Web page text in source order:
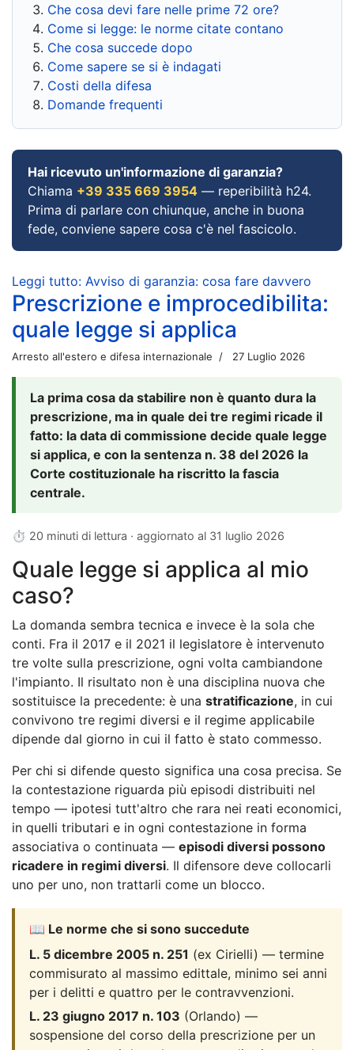
Che cosa devi fare nelle prime 72 ore?
Come si legge: le norme citate contano
Che cosa succede dopo
Come sapere se si è indagati
Costi della difesa
Domande frequenti
Hai ricevuto un'informazione di garanzia?
Chiama +39 335 669 3954 — reperibilità h24.
Prima di parlare con chiunque, anche in buona
fede, conviene sapere cosa c'è nel fascicolo.
Leggi tutto: Avviso di garanzia: cosa fare davvero
Prescrizione e improcedibilita:
quale legge si applica
Arresto all'estero e difesa internazionale 27 Luglio 2026
La prima cosa da stabilire non è quanto dura la
prescrizione, ma in quale dei tre regimi ricade il
fatto: la data di commissione decide quale legge
si applica, e con la sentenza n. 38 del 2026 la
Corte costituzionale ha riscritto la fascia
centrale.
⏱ 20 minuti di lettura · aggiornato al 31 luglio 2026
Quale legge si applica al mio
caso?
La domanda sembra tecnica e invece è la sola che
conti. Fra il 2017 e il 2021 il legislatore è intervenuto
tre volte sulla prescrizione, ogni volta cambiandone
l'impianto. Il risultato non è una disciplina nuova che
sostituisce la precedente: è una stratificazione, in cui
convivono tre regimi diversi e il regime applicabile
dipende dal giorno in cui il fatto è stato commesso.
Per chi si difende questo significa una cosa precisa. Se
la contestazione riguarda più episodi distribuiti nel
tempo — ipotesi tutt'altro che rara nei reati economici,
in quelli tributari e in ogni contestazione in forma
associativa o continuata — episodi diversi possono
ricadere in regimi diversi. Il difensore deve collocarli
uno per uno, non trattarli come un blocco.
📖 Le norme che si sono succedute
L. 5 dicembre 2005 n. 251 (ex Cirielli) — termine
commisurato al massimo edittale, minimo sei anni
per i delitti e quattro per le contravvenzioni.
L. 23 giugno 2017 n. 103 (Orlando) —
sospensione del corso della prescrizione per un